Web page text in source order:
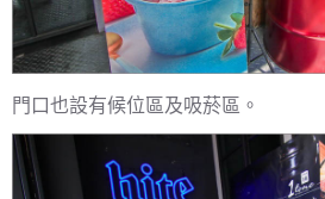
門口也設有候位區及吸菸區。